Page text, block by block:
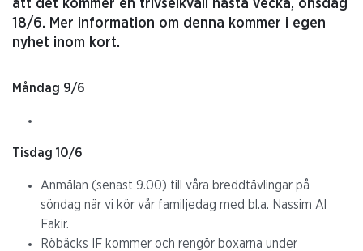
att det kommer en trivselkväll nästa vecka, onsdag
18/6. Mer information om denna kommer i egen
nyhet inom kort.
Måndag 9/6
Tisdag 10/6
Anmälan (senast 9.00) till våra breddtävlingar på
söndag när vi kör vår familjedag med bl.a. Nassim Al
Fakir.
Röbäcks IF kommer och rengör boxarna under